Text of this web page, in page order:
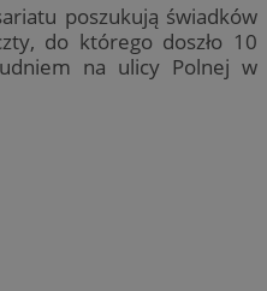
poszukują świadków
do którego doszło 10
na ulicy Polnej w